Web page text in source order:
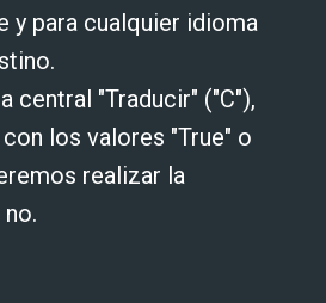
y para cualquier idioma
central "Traducir" ("C"),
los valores "True" o
realizar la